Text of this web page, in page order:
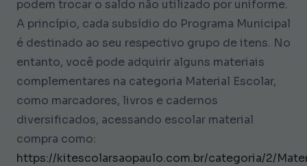
podem trocar o saldo não utilizado por uniforme.
A princípio, cada subsídio do Programa Municipal
é destinado ao seu respectivo grupo de itens. No
entanto, você pode adquirir alguns materiais
complementares na categoria Material Escolar,
como marcadores, livros e cadernos
diversificados, acessando escolar material
compra como:
https://kitescolarsaopaulo.com.br/categoria/2/